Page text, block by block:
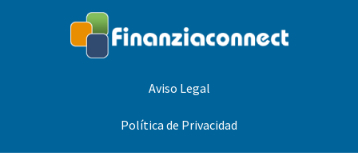
Aviso Legal
Política de Privacidad